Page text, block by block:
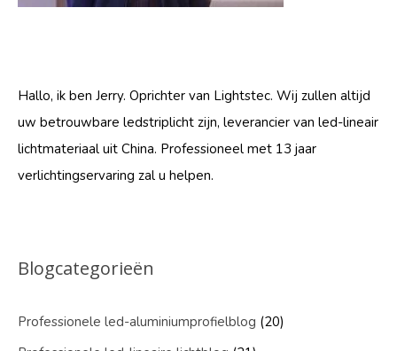
Hallo, ik ben Jerry. Oprichter van Lightstec. Wij zullen altijd
uw betrouwbare ledstriplicht zijn, leverancier van led-lineair
lichtmateriaal uit China. Professioneel met 13 jaar
verlichtingservaring zal u helpen.
Blogcategorieën
Professionele led-aluminiumprofielblog (20)